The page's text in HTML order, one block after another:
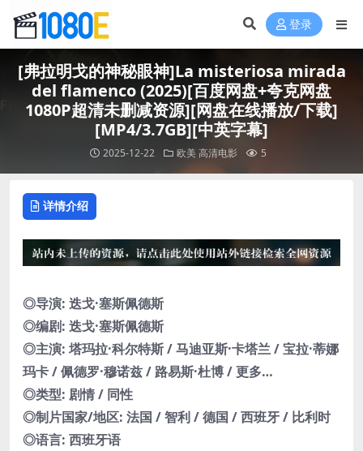
登录
[弗拉明戈的神秘眼神]La misteriosa mirada
del flamenco (2025)[百度网盘+夸克网盘
1080P超清未删减资源][网盘在线播放/下载]
[MP4/3.7GB][中英字幕]
2025-12-22 欧美高清电影 5
详情介绍
◎导演: 迭戈·塞斯佩德斯
◎编剧: 迭戈·塞斯佩德斯
◎主演: 塔玛拉·科尔特斯 / 马迪亚斯·卡塔兰 / 宝拉·蒂娜
玛卡 / 佩德罗·穆诺兹 / 路易斯·杜博 / 更多…
◎类型: 剧情 / 同性
◎制片国家/地区: 法国 / 智利 / 德国 / 西班牙 / 比利时
◎语言: 西班牙语